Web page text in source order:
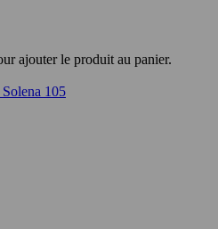
ajouter le produit au panier.